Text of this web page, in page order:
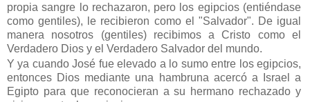
propia sangre lo rechazaron, pero los egipcios (entiéndase
como gentiles), le recibieron como el "Salvador". De igual
manera nosotros (gentiles) recibimos a Cristo como el
Verdadero Dios y el Verdadero Salvador del mundo.
Y ya cuando José fue elevado a lo sumo entre los egipcios,
entonces Dios mediante una hambruna acercó a Israel a
Egipto para que reconocieran a su hermano rechazado y